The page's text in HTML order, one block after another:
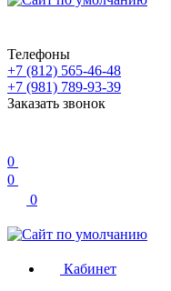
Телефоны
+7 (812) 565-46-48
+7 (981) 789-93-39
Заказать звонок
0
0
0
Кабинет